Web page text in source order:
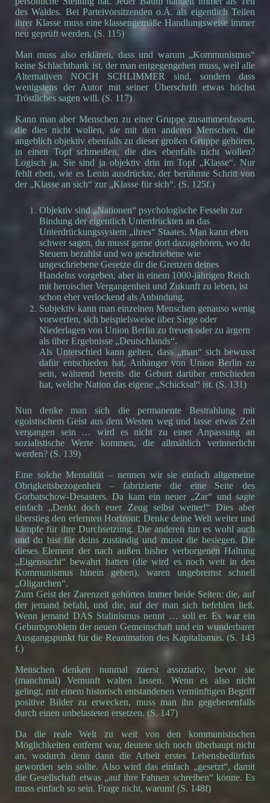
des Waldes. Bei Parteivorsitzenden o.Ä. als eigentlich Teilen
ihrer Klasse muss eine klassengemäße Handlungsweise immer
neu geprüft werden. (S. 115)
Man muss also erklären, dass und warum „Kommunismus“
keine Schlachtbank ist, der man entgegengehen muss, weil alle
Alternativen NOCH SCHLIMMER sind, sondern dass
wenigstens der Autor mit seiner Überschrift etwas höchst
Tröstliches sagen will. (S. 117)
Kann man aber Menschen zu einer Gruppe zusammenfassen,
die dies nicht wollen, sie mit den anderen Menschen, die
angeblich objektiv ebenfalls zu dieser großen Gruppe gehören,
in einen Topf schmeißen, die dies ebenfalls nicht wollen?
Logisch ja. Sie sind ja objektiv drin im Topf „Klasse“. Nur
fehlt eben, wie es Lenin ausdrückte, der berühmte Schritt von
der „Klasse an sich“ zur „Klasse für sich“. (S. 125f.)
Objektiv sind „Nationen“ psychologische Fesseln zur
Bindung der eigentlich Unterdrückten an das
Unterdrückungssystem „ihres“ Staates. Man kann eben
schwer sagen, du musst gerne dort dazugehören, wo du
Steuern bezahlst und wo geschriebene wie
ungeschriebene Gesetze dir die Grenzen deines
Handelns vorgeben, aber in einem 1000-jährigen Reich
mit heroischer Vergangenheit und Zukunft zu leben, ist
schon eher verlockend als Anbindung.
Subjektiv kann man einzelnen Menschen genauso wenig
vorwerfen, sich beispielsweise über Siege oder
Niederlagen von Union Berlin zu freuen oder zu ärgern
als über Ergebnisse „Deutschlands“.
Als Unterschied kann gelten, dass „man“ sich bewusst
dafür entschieden hat, Anhänger von Union Berlin zu
sein, während bereits die Geburt darüber entschieden
hat, welche Nation das eigene „Schicksal“ ist. (S. 131)
Nun denke man sich die permanente Bestrahlung mit
egoistischem Geist aus dem Westen weg und lasse etwas Zeit
vergangen sein … wird es nicht zu einer Anpassung an
sozialistische Werte kommen, die allmählich verinnerlicht
werden? (S. 139)
Eine solche Mentalität – nennen wir sie einfach allgemeine
Obrigkeitsbezogenheit – fabrizierte die eine Seite des
Gorbatschow-Desasters. Da kam ein neuer „Zar“ und sagte
einfach „Denkt doch euer Zeug selbst weiter!“ Dies aber
überstieg den erlernten Horizont: Denke deine Welt weiter und
kämpfe für ihre Durchsetzung. Die anderen tun es wohl auch
und du bist für deins zuständig und musst die besiegen. Die
dieses Element der nach außen bisher verborgenen Haltung
„Eigensucht“ bewahrt hatten (die wird es noch weit in den
Kommunismus hinein geben), waren ungebremst schnell
„Oligarchen“.
Zum Geist der Zarenzeit gehörten immer beide Seiten: die, auf
der jemand befahl, und die, auf der man sich befehlen ließ.
Wenn jemand DAS Stalinismus nennt … soll er. Es war ein
Geburtsproblem der neuen Gemeinschaft und ein wunderbarer
Ausgangspunkt für die Reanimation des Kapitalismus. (S. 143
f.)
Menschen denken nunmal zuerst assoziativ, bevor sie
(manchmal) Vernunft walten lassen. Wenn es also nicht
gelingt, mit einem historisch entstandenen vernünftigen Begriff
positive Bilder zu erwecken, muss man ihn gegebenenfalls
durch einen unbelasteten ersetzen. (S. 147)
Da die reale Welt zu weit von den kommunistischen
Möglichkeiten entfernt war, deutete sich noch überhaupt nicht
an, wodurch denn dann die Arbeit erstes Lebensbedürfnis
geworden sein sollte. Also wird das einfach „gesetzt“, damit
die Gesellschaft etwas „auf ihre Fahnen schreiben“ könne. Es
muss einfach so sein. Frage nicht, warum! (S. 148f)